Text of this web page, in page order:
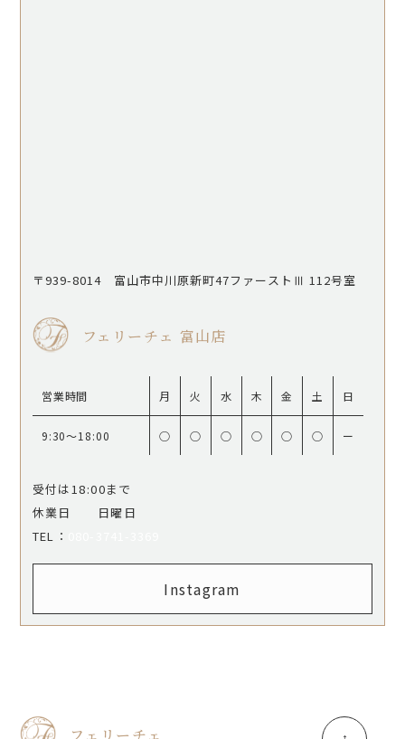
〒939-8014 富山市中川原新町47ファーストⅢ 112号室
フェリーチェ 富山店
営業時間 月 火 水 木 金 土 日
9:30〜18:00 ○ ○ ○ ○ ○ ○ ー
受付は18:00まで
休業日 日曜日
​​​​​​​TEL：
Instagram